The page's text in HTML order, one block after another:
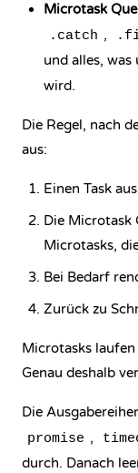
Microtask
.catch ,
und alles, was
wird.
Die Regel, nach
aus:
Einen Task
Die Microtask
Microtasks,
Bei Bedarf
Zurück zu
Microtasks
Genau deshalb
Die
promise ,
durch. Danach